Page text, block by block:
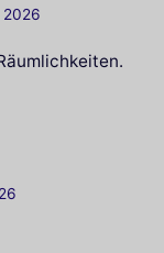
2026